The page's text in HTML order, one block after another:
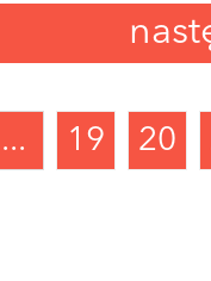
... 19 20